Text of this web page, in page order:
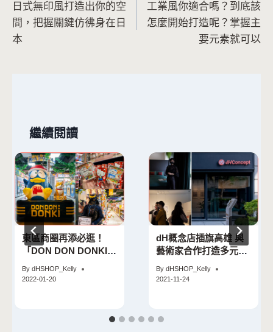
章
導
日式無印風打造出你的空
間，把握關鍵仿彿身在日
本
工業風你適合嗎？到底該
怎麼開始打造呢？掌握主
要元素就可以
繼續閱讀
東區商圈再添必逛！
「DON DON DONKI
By dHSHOP_Kelly
2022-01-20
dH概念店插旗高雄 與
藝術家合作打造多元空
By dHSHOP_Kelly
2021-11-24